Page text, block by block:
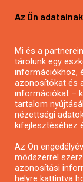
Pályázatírás
Pályázatírás
Pályázatfigyelés
Specifikus
Pályázatok
Az Ön
Mi és a
tárolunk egy
információkhoz,
azonosítókat és
információkat –
tartalom
nézettségi
kifejlesztéséhez
Az Ön
módszerrel
azonosítási
helyre kattintva